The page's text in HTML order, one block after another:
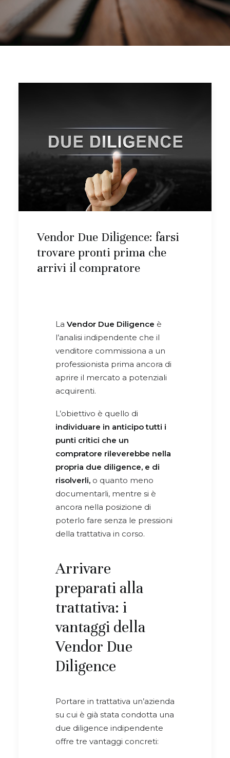
Vendor Due Diligence: farsi
trovare pronti prima che
arrivi il compratore
La Vendor Due Diligence è
l’analisi indipendente che il
venditore commissiona a un
professionista prima ancora di
aprire il mercato a potenziali
acquirenti.
L’obiettivo è quello di
individuare in anticipo tutti i
punti critici che un
compratore rileverebbe nella
propria due diligence, e di
risolverli, o quanto meno
documentarli, mentre si è
ancora nella posizione di
poterlo fare senza le pressioni
della trattativa in corso.
Arrivare
preparati alla
trattativa: i
vantaggi della
Vendor Due
Diligence
Portare in trattativa un’azienda
su cui è già stata condotta una
due diligence indipendente
offre tre vantaggi concreti: